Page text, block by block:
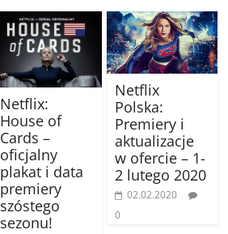
Netflix:
House of
Cards –
oficjalny
plakat i data
premiery
szóstego
sezonu!
Netflix
Polska:
Premiery i
aktualizacje
w ofercie – 1-
2 lutego 2020
02.02.2020
0